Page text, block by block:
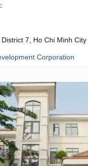
District 7, Ho Chi Minh City
Corporation